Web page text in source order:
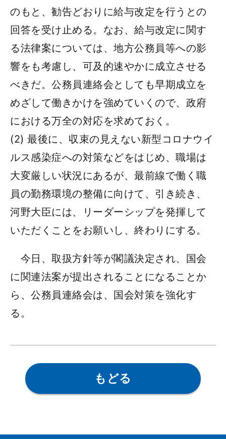
のもと、勧告どおりに給与改定を行うとの
回答を受け止める。なお、給与改定に関す
る法律案については、地方公務員等への影
響をも考慮し、可及的速やかに成立させる
べきだ。公務員連絡会としても早期成立を
めざして働きかけを強めていくので、政府
における万全の対応を求めておく。
(2) 最後に、収束の見えない新型コロナウイ
ルス感染症への対策などをはじめ、職場は
大変厳しい状況にあるが、最前線で働く職
員の勤務環境の整備に向けて、引き続き、
河野大臣には、リーダーシップを発揮して
いただくことをお願いし、終わりにする。
今日、取扱方針等が閣議決定され、国会
に関連法案が提出されることになることか
ら、公務員連絡会は、国会対策を強化す
る。
もどる